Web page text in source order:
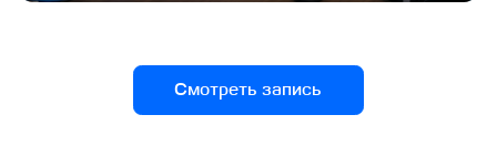
Смотреть запись